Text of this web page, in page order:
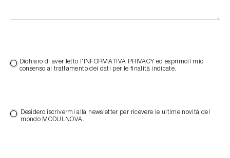
Dichiaro di aver letto l'INFORMATIVA PRIVACY ed esprimoil mio
consenso al trattamento dei dati per le finalità indicate.
Desidero iscrivermi alla newsletter per ricevere le ultime novità del
mondo MODULNOVA.